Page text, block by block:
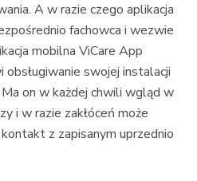
A w razie czego aplikacja
fachowca i wezwie
mobilna ViCare App
swojej instalacji
on w każdej chwili wgląd w
i w razie zakłóceń może
z zapisanym uprzednio